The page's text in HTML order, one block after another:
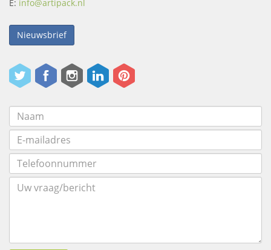
E: info@artipack.nl
Nieuwsbrief